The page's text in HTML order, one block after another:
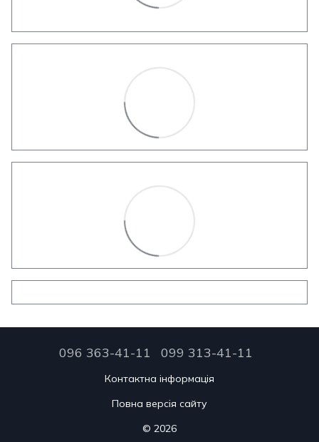
096 363-41-11 099 313-41-11
Контактна інформація
Повна версія сайту
© 2026